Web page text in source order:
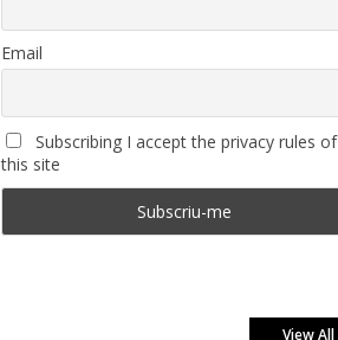
Email
Subscribing I accept the privacy rules of
this site
View All